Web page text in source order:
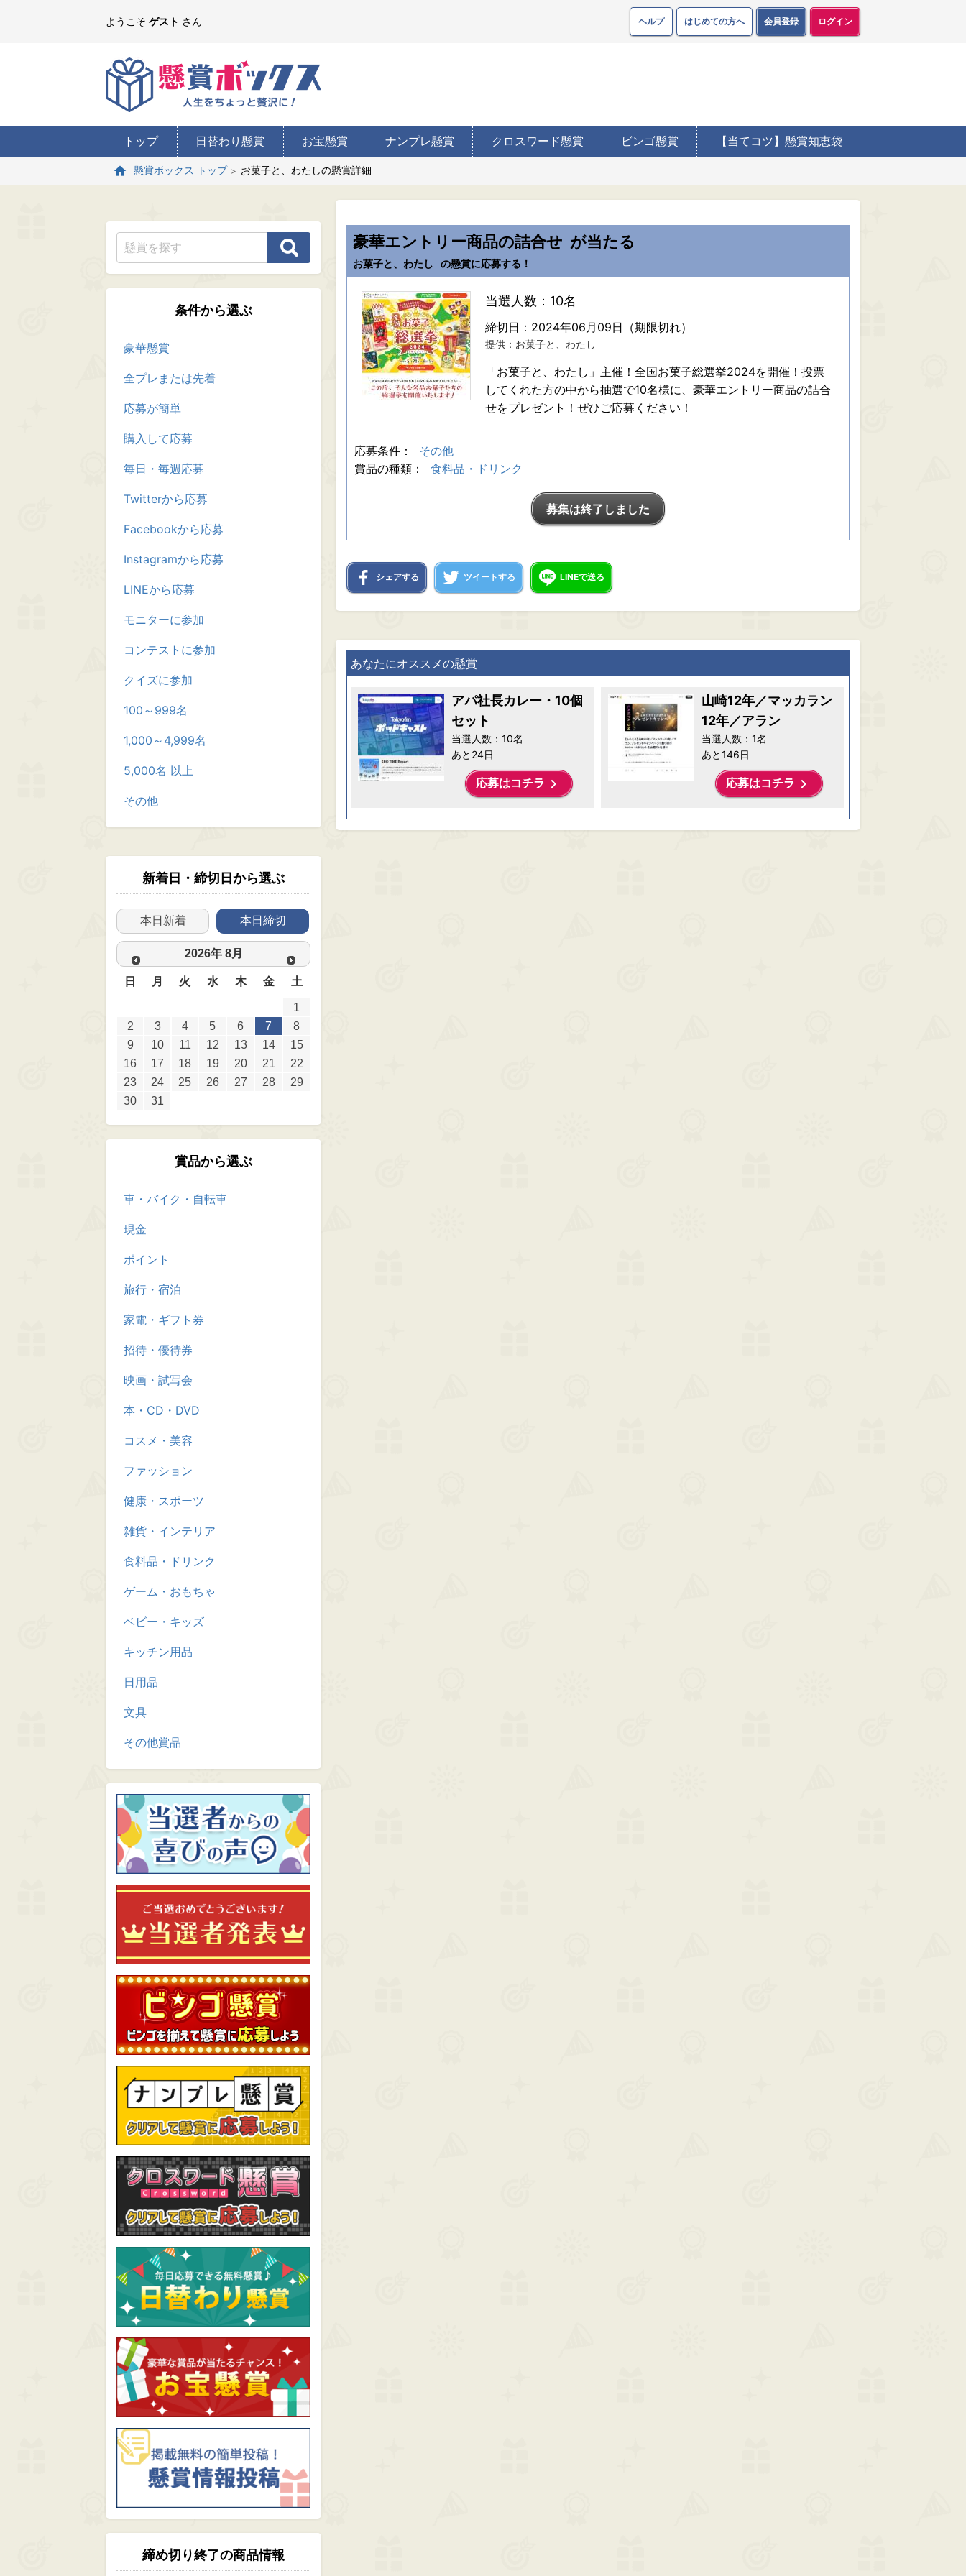
ようこそ ゲスト さん ヘルプ はじめての方へ 会員登録 ログイン
トップ 日替わり懸賞 お宝懸賞 ナンプレ懸賞 クロスワード懸賞 ビンゴ懸賞 【当てコツ】懸賞知恵袋
懸賞ボックス トップ お菓子と、わたしの懸賞詳細
条件から選ぶ
豪華懸賞
全プレまたは先着
応募が簡単
購入して応募
毎日・毎週応募
Twitterから応募
Facebookから応募
Instagramから応募
LINEから応募
モニターに参加
コンテストに参加
クイズに参加
100～999名
1,000～4,999名
5,000名 以上
その他
新着日・締切日から選ぶ
本日新着 本日締切
2026年 8月
日 月 火 水 木 金 土
1
2
3 4 5 6 7
8
9
10 11 12 13 14
15
16
17 18 19 20 21
22
23
24 25 26 27 28
29
30
31
賞品から選ぶ
車・バイク・自転車
現金
ポイント
旅行・宿泊
家電・ギフト券
招待・優待券
映画・試写会
本・CD・DVD
コスメ・美容
ファッション
健康・スポーツ
雑貨・インテリア
食料品・ドリンク
ゲーム・おもちゃ
ベビー・キッズ
キッチン用品
日用品
文具
その他賞品
締め切り終了の商品情報
豪華エントリー商品の詰合せ が当たる
お菓子と、わたし の懸賞に応募する！
当選人数：10名
締切日：2024年06月09日（期限切れ）
提供：お菓子と、わたし
「お菓子と、わたし」主催！全国お菓子総選挙2024を開催！投票
してくれた方の中から抽選で10名様に、豪華エントリー商品の詰合
せをプレゼント！ぜひご応募ください！
応募条件：
その他
賞品の種類：
食料品・ドリンク
募集は終了しました
シェアする ツイートする LINEで送る
あなたにオススメの懸賞
アパ社長カレー・10個
セット
当選人数：10名
あと24日
応募はコチラ keyboard_arrow_right
山崎12年／マッカラン
12年／アラン
当選人数：1名
あと146日
応募はコチラ keyboard_arrow_right